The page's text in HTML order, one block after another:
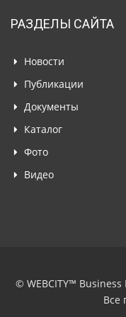
РАЗДЕЛЫ САЙТА
Новости
Публикации
Документы
Каталог
Фото
Видео
© WEBCITY™
Все